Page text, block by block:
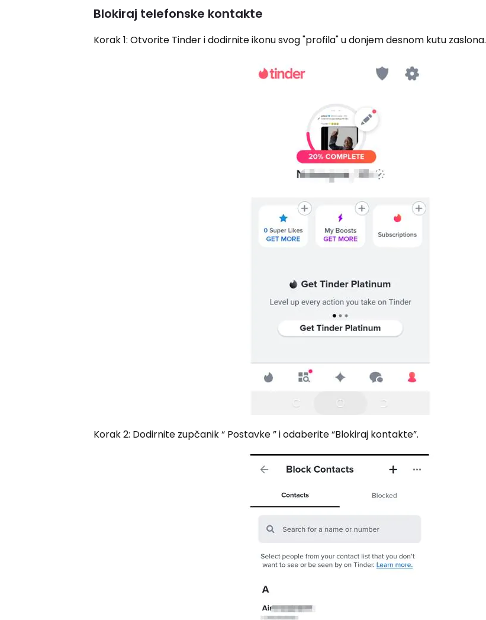
Blokiraj telefonske kontakte
Korak 1: Otvorite Tinder i dodirnite ikonu svog "profila" u donjem desnom kutu zaslona.
Korak 2: Dodirnite zupčanik “ Postavke ” i odaberite “Blokiraj kontakte”.